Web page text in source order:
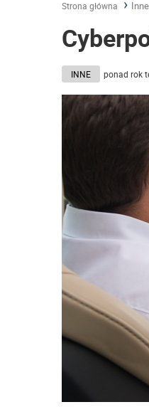
Strona główna Inne
INNE ponad rok